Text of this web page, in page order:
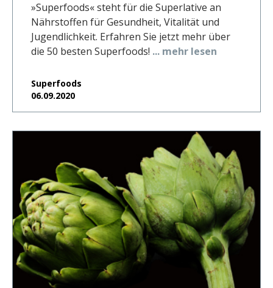
»Superfoods« steht für die Superlative an
Nährstoffen für Gesundheit, Vitalität und
Jugendlichkeit. Erfahren Sie jetzt mehr über
die 50 besten Superfoods! ... mehr lesen
Superfoods
06.09.2020